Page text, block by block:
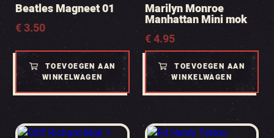
Beatles Magneet 01
€3.50
TOEVOEGEN AAN
WINKELWAGEN
Marilyn Monroe
Manhattan Mini mok
€4.95
TOEVOEGEN AAN
WINKELWAGEN